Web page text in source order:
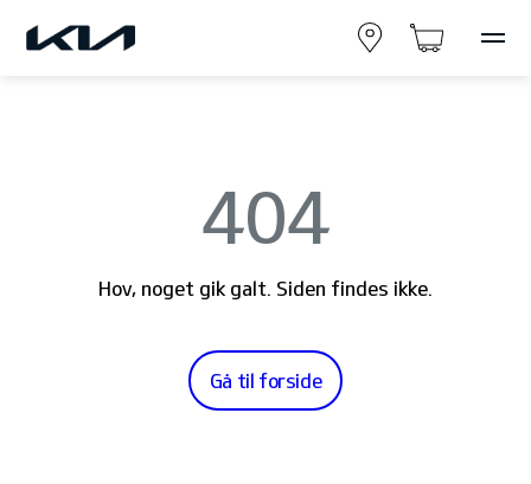
404
Hov, noget gik galt. Siden findes ikke.
Gå til forside